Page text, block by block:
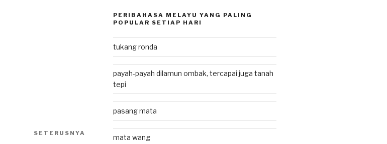
SETERUSNYA
PERIBAHASA MELAYU YANG PALING
POPULAR SETIAP HARI
tukang ronda
payah-payah dilamun ombak, tercapai juga tanah
tepi
pasang mata
mata wang